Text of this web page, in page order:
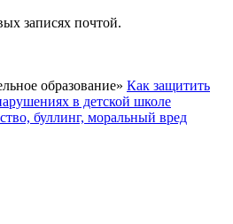
записях почтой.
образование» Как защитить
в детской школе
буллинг, моральный вред